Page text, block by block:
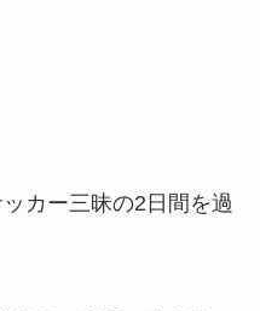
カー三昧の2日間を過